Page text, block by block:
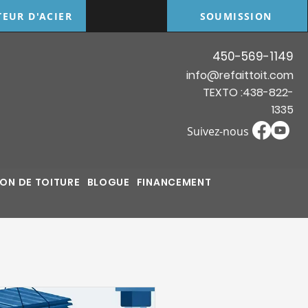
D'ACIER SOUMISSION
450-569-1149
info@refaittoit.com
TEXTO :438-822-
1335
Suivez-nous
DE TOITURE BLOGUE FINANCEMENT